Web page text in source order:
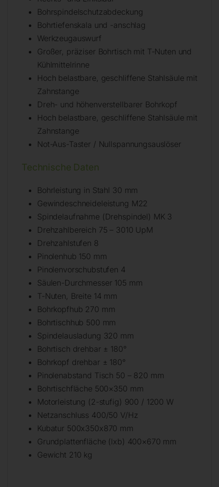
Bohrspindelschutzabdeckung
Bohrtiefenskala und -anschlag
Werkzeugauswurf
Großer, präziser Bohrtisch mit T-Nuten und
Kühlmittelrinne
Hoch belastbare, geschliffene Stahlsäule mit
Zahnstange
Dreh- und höhenverstellbarer Bohrkopf
Hoch belastbare, geschliffene Stahlsäule mit
Zahnstange
Not-Aus-Taster / Nullspannungsauslöser
Technische Daten
Bohrleistung in Stahl 30 mm
Gewindeschneideleistung M22
Spindelaufnahme (Drehspindel) MK 3
Drehzahlbereich 75 – 3010 UpM
Drehzahlstufen 8
Pinolenhub 150 mm
Pinolenvorschubstufen 4
Säulen-Durchmesser 105 mm
T-Nuten, Breite 14 mm
Bohrkopfhub 270 mm
Bohrtischhub 500 mm
Spindelausladung 320 mm
Bohrtisch drehbar ± 180°
Bohrkopf drehbar ± 180°
Pinolenabstand Tisch 50 – 820 mm
Bohrtischfläche 500×350 mm
Motorleistung (2-stufig) 900 / 1200 W
Netzanschluss 400/50 V/Hz
Kubatur 500x350x870 mm
Grundplattenfläche (lxb) 400×670 mm
Gewicht 210 kg